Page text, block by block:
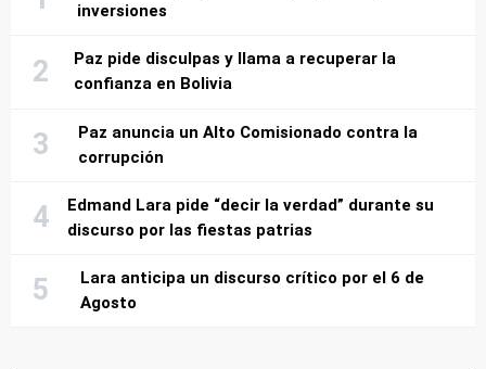
inversiones
Paz pide disculpas y llama a recuperar la
confianza en Bolivia
Paz anuncia un Alto Comisionado contra la
corrupción
Edmand Lara pide “decir la verdad” durante su
discurso por las fiestas patrias
Lara anticipa un discurso crítico por el 6 de
Agosto